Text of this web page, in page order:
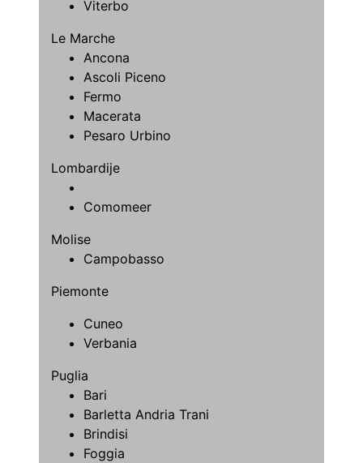
Viterbo
Le Marche
Ancona
Ascoli Piceno
Fermo
Macerata
Pesaro Urbino
Lombardije
Comomeer
Molise
Campobasso
Piemonte
Cuneo
Verbania
Puglia
Bari
Barletta Andria Trani
Brindisi
Foggia